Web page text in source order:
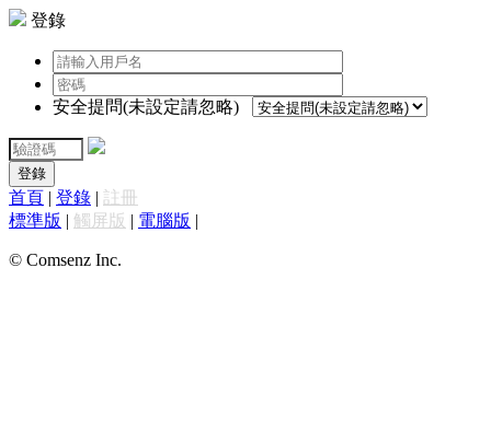
登錄
安全提問(未設定請忽略)
登錄
首頁 | 登錄 | 註冊
標準版 | 觸屏版 | 電腦版 |
© Comsenz Inc.